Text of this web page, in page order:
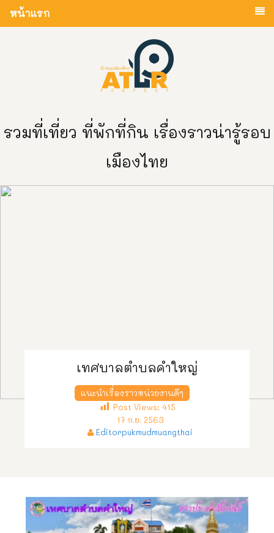
หน้าแรก
รวมที่เที่ยว ที่พักที่กิน เรื่องราวน่ารู้รอบ
เมืองไทย
เทศบาลตำบลคำใหญ่
แนะนำเรื่องราวหน่วยงานดีๆ
Post Views: 415
17 ก.ย. 2563
Editorpukmudmuangthai